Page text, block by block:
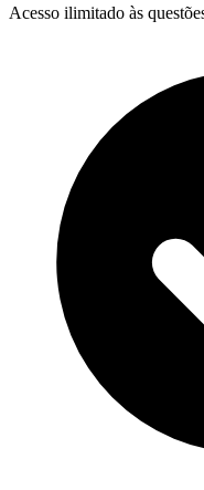
Acesso ilimitado às